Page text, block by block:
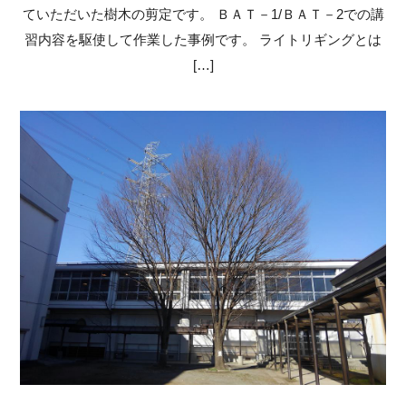
ていただいた樹木の剪定です。 ＢＡＴ－1/ＢＡＴ－2での講
習内容を駆使して作業した事例です。 ライトリギングとは
[…]